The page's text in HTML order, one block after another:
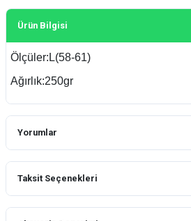
Ürün Bilgisi
Ölçüler:L(58-61)
Ağırlık:250gr
Yorumlar
Taksit Seçenekleri